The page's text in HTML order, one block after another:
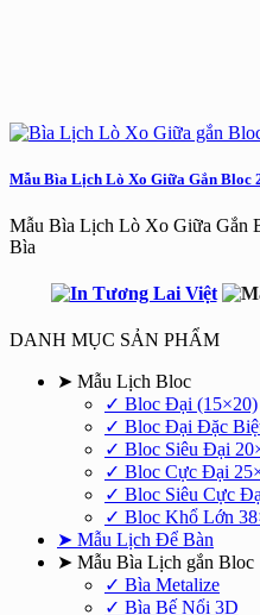
Mẫu Bìa Lịch Lò Xo Giữa Gắn Bloc
Mẫu Bìa Lịch Lò Xo Giữa Gắn
Bìa
DANH MỤC SẢN PHẨM
➤ Mẫu Lịch Bloc
✓ Bloc Đại (15×20)
✓ Bloc Đại Đặc
✓ Bloc Siêu Đại
✓ Bloc Cực Đại
✓ Bloc Siêu Cực
✓ Bloc Khổ Lớn
➤ Mẫu Lịch Để Bàn
➤ Mẫu Bìa Lịch gắn Bloc
✓ Bìa Metalize
✓ Bìa Bế Nổi 3D